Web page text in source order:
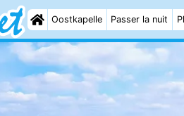
Oostkapelle Passer la nuit